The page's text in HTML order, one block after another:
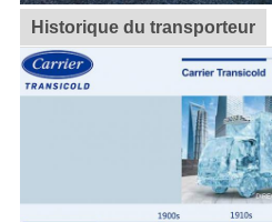
Historique du transporteur